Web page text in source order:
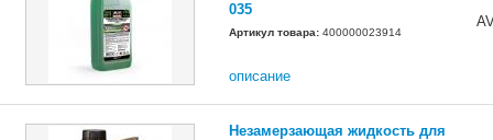
035
Артикул товара: 400000023914
описание
Незамерзающая жидкость для